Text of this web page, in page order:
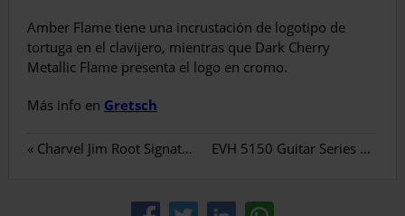
Amber Flame tiene una incrustación de logotipo de
tortuga en el clavijero, mientras que Dark Cherry
Metallic Flame presenta el logo en cromo.
Más info en Gretsch
« Charvel Jim Root Signature EVH 5150 Guitar Series 2022